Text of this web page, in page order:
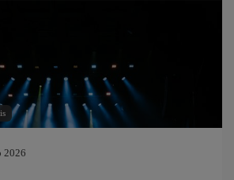
2026